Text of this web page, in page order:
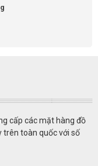
cấp các mặt hàng đồ
trên toàn quốc với số